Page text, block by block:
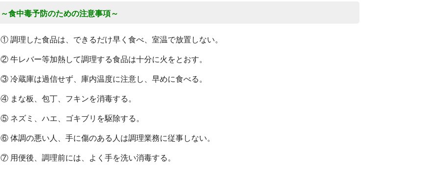
～食中毒予防のための注意事項～
① 調理した食品は、できるだけ早く食べ、室温で放置しない。
② 牛レバー等加熱して調理する食品は十分に火をとおす。
③ 冷蔵庫は過信せず、庫内温度に注意し、早めに食べる。
④ まな板、包丁、フキンを消毒する。
⑤ ネズミ、ハエ、ゴキブリを駆除する。
⑥ 体調の悪い人、手に傷のある人は調理業務に従事しない。
⑦ 用便後、調理前には、よく手を洗い消毒する。